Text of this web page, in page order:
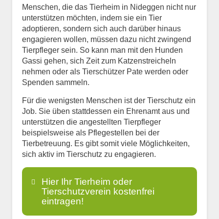
Menschen, die das Tierheim in Nideggen nicht nur
unterstützen möchten, indem sie ein Tier
adoptieren, sondern sich auch darüber hinaus
engagieren wollen, müssen dazu nicht zwingend
Tierpfleger sein. So kann man mit den Hunden
Gassi gehen, sich Zeit zum Katzenstreicheln
nehmen oder als Tierschützer Pate werden oder
Spenden sammeln.
Für die wenigsten Menschen ist der Tierschutz ein
Job. Sie üben stattdessen ein Ehrenamt aus und
unterstützen die angestellten Tierpfleger
beispielsweise als Pflegestellen bei der
Tierbetreuung. Es gibt somit viele Möglichkeiten,
sich aktiv im Tierschutz zu engagieren.
Hier Ihr Tierheim oder
Tierschutzverein kostenfrei
eintragen!